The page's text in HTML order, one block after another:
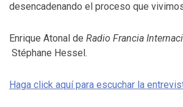
desencadenando el proceso que
Enrique Atonal de Radio Francia
Stéphane Hessel.
Haga click aquí para escuchar la